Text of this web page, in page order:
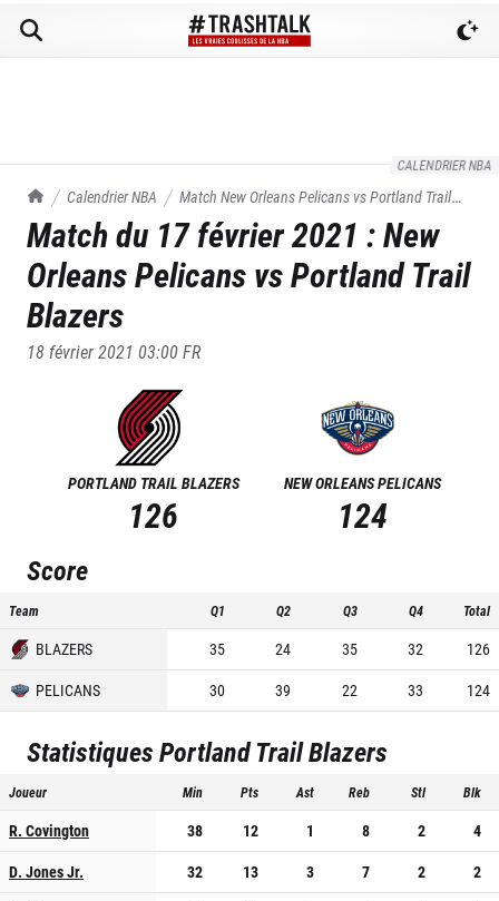
CALENDRIER NBA
TrashTalk Actu NBA
Calendrier NBA Match New Orleans Pelicans vsPortland Trail
Blazers du 17/02/2021
Match du 17 février 2021 :New
Orleans Pelicans vsPortland Trail
Blazers
18 février 2021 03:00FR
PORTLAND TRAIL BLAZERS
126
NEW ORLEANS PELICANS
124
Score
Team Q1 Q2 Q3 Q4 Total
BLAZERS 35 24 35 32
126
PELICANS
30 39 22 33 124
StatistiquesPortland Trail Blazers
Joueur Min Pts Ast Reb Stl Blk
R. Covington 38 12 1 8 2
4
D. Jones Jr.
32 13 3 7 2
2